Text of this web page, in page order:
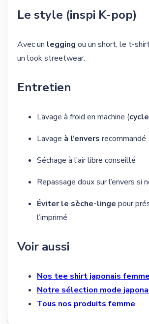
Le style (inspi K-pop)
Avec un legging ou un short, le t-
un look streetwear.
Entretien
Lavage à froid en machine (
Lavage à l’envers recommandé
Séchage à l’air libre conseillé
Repassage doux sur l’envers si
Éviter le sèche-linge pour
l’imprimé
Voir aussi
Nos tee shirt japonais femme
Notre sélection mode
Tous nos produits femme